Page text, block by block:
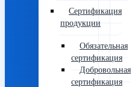
Сертификация
продукции
Обязательная
сертификация
Добровольная
сертификация